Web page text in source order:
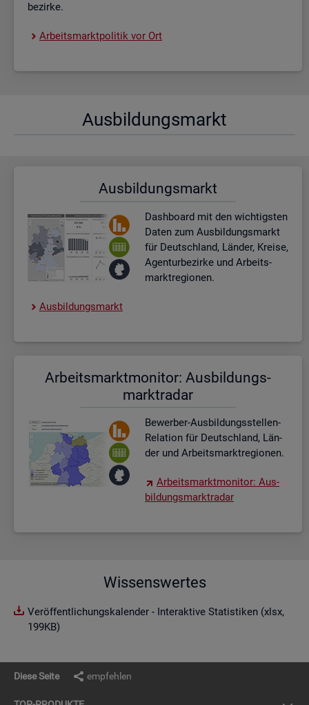
be­zir­ke.
Ar­beits­markt­po­li­tik vor Ort
Aus­bil­dungs­markt
Aus­bil­dungs­markt
Dash­board mit den wich­tigs­ten
Daten zum Aus­bil­dungs­markt
für Deutsch­land, Län­der, Krei­se,
Agen­tur­be­zir­ke und Ar­beits­
markt­re­gio­nen.
Aus­bil­dungs­markt
Ar­beits­markt­mo­ni­tor: Aus­bil­dungs­
markt­ra­dar
Be­wer­ber-Aus­bil­dungs­stel­len-
Re­la­ti­on für Deutsch­land, Län­
der und Ar­beits­markt­re­gio­nen.
Ar­beits­markt­mo­ni­tor: Aus­
bil­dungs­markt­ra­dar
Wissenswertes
Veröffentlichungskalender - Interaktive Statistiken (xlsx,
199KB)
Diese Seite empfehlen